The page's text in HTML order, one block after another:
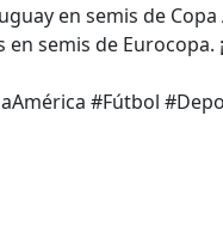
en semis de
semis de
#Fútbol